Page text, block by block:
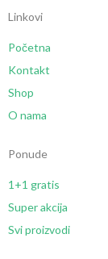
Linkovi
Početna
Kontakt
Shop
O nama
Ponude
1+1 gratis
Super akcija
Svi proizvodi